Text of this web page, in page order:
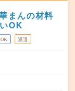
まんの材料
OK
派遣